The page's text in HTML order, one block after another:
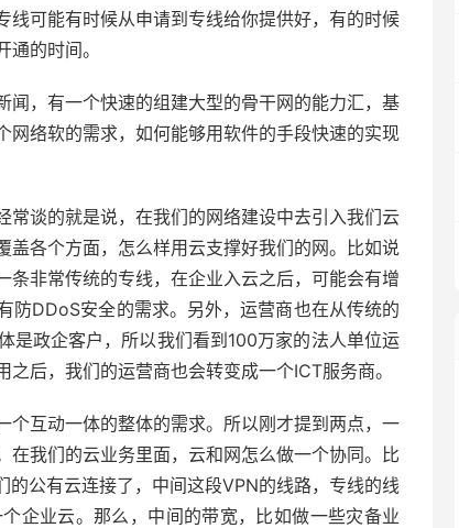
可能有时候从申请到专线给你提供好，有的时候
的时间。
，有一个快速的组建大型的骨干网的能力汇，基
络软的需求，如何能够用软件的手段快速的实现
谈的就是说，在我们的网络建设中去引入我们云
各个方面，怎么样用云支撑好我们的网。比如说
非常传统的专线，在企业入云之后，可能会有增
防DDoS安全的需求。另外，运营商也在从传统的
是政企客户，所以我们看到100万家的法人单位运
后，我们的运营商也会转变成一个ICT服务商。
互动一体的整体的需求。所以刚才提到两点，一
我们的云业务里面，云和网怎么做一个协同。比
公有云连接了，中间这段VPN的线路，专线的线
企业云。那么，中间的带宽，比如做一些灾备业